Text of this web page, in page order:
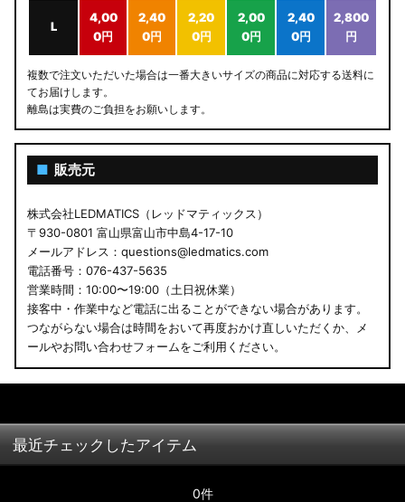
L
4,00
0円
2,40
0円
2,20
0円
2,00
0円
2,40
0円
2,800
円
複数で注文いただいた場合は一番大きいサイズの商品に対応する送料に
てお届けします。
離島は実費のご負担をお願いします。
■ 販売元
株式会社LEDMATICS（レッドマティックス）
〒930-0801 富山県富山市中島4-17-10
メールアドレス：questions@ledmatics.com
電話番号：076-437-5635
営業時間：10:00〜19:00（土日祝休業）
接客中・作業中など電話に出ることができない場合があります。
つながらない場合は時間をおいて再度おかけ直しいただくか、メ
ールやお問い合わせフォームをご利用ください。
最近チェックしたアイテム
0件